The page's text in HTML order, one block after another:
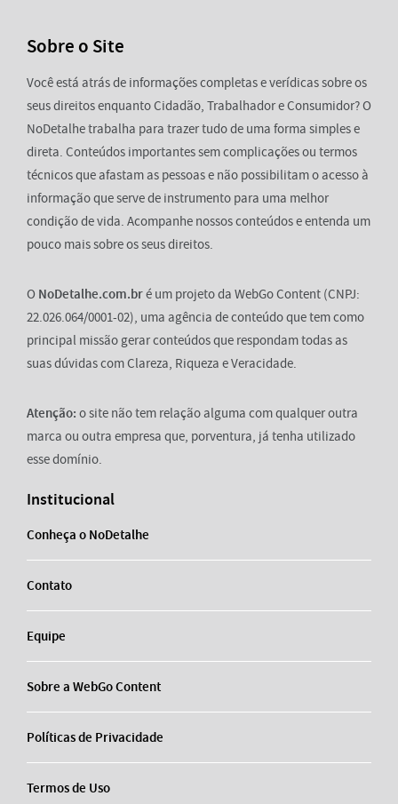
Sobre o Site
Você está atrás de informações completas e verídicas sobre os
seus direitos enquanto Cidadão, Trabalhador e Consumidor? O
NoDetalhe trabalha para trazer tudo de uma forma simples e
direta. Conteúdos importantes sem complicações ou termos
técnicos que afastam as pessoas e não possibilitam o acesso à
informação que serve de instrumento para uma melhor
condição de vida. Acompanhe nossos conteúdos e entenda um
pouco mais sobre os seus direitos.
O NoDetalhe.com.bré um projeto da WebGo Content (CNPJ:
22.026.064/0001-02), uma agência de conteúdo que tem como
principal missão gerar conteúdos que respondam todas as
suas dúvidas com Clareza, Riqueza e Veracidade.
Atenção: o site não tem relação alguma com qualquer outra
marca ou outra empresa que, porventura, já tenha utilizado
esse domínio.
Institucional
Conheça o NoDetalhe
Contato
Equipe
Sobre a WebGo Content
Políticas de Privacidade
Termos de Uso